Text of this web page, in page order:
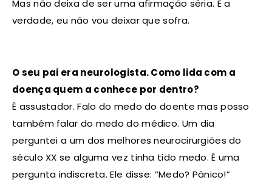
Mas não deixa de ser uma afirmação séria. É a
verdade, eu não vou deixar que sofra.
O seu pai era neurologista. Como lida com a
doença quem a conhece por dentro?
É assustador. Falo do medo do doente mas posso
também falar do medo do médico. Um dia
perguntei a um dos melhores neurocirurgiões do
século XX se alguma vez tinha tido medo. É uma
pergunta indiscreta. Ele disse: “Medo? Pânico!”